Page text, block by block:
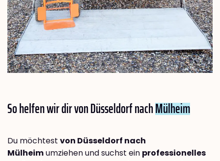
So helfen wir dir von Düsseldorf nachMülheim
Du möchtest von Düsseldorf nach
Mülheimumziehen und suchst ein professionelles